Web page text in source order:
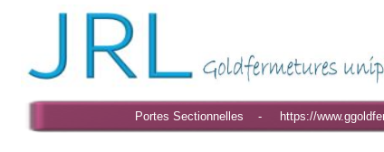
Portes Sectionnelles - https://